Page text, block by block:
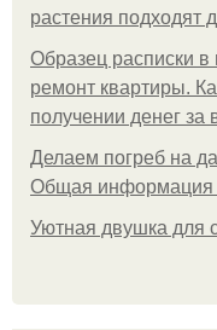
растения подходят
Образец расписки в
ремонт квартиры.
получении денег
Делаем погреб на
Общая информация
Уютная двушка для